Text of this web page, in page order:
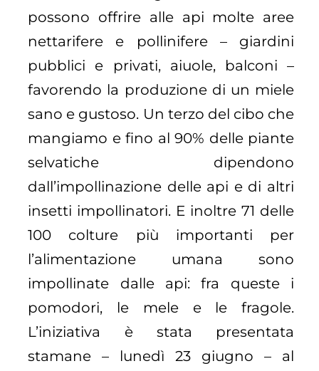
possono offrire alle api molte aree
nettarifere e pollinifere – giardini
pubblici e privati, aiuole, balconi –
favorendo la produzione di un miele
sano e gustoso. Un terzo del cibo che
mangiamo e fino al 90% delle piante
selvatiche dipendono
dall’impollinazione delle api e di altri
insetti impollinatori. E inoltre 71 delle
100 colture più importanti per
l’alimentazione umana sono
impollinate dalle api: fra queste i
pomodori, le mele e le fragole.
L’iniziativa è stata presentata
stamane – lunedì 23 giugno – al